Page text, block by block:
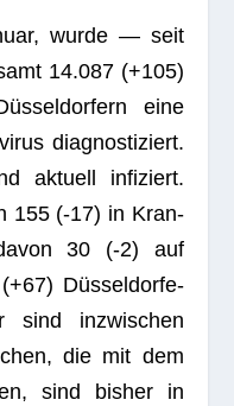
wurde — seit
14.087 (+105)
eine
dia­gnos­ti­ziert.
aktu­ell infi­ziert.
155 (-17) in Kran­
30 (-2) auf
Düs­sel­dor­fe­
sind inzwi­schen
die mit dem
sind bis­her in